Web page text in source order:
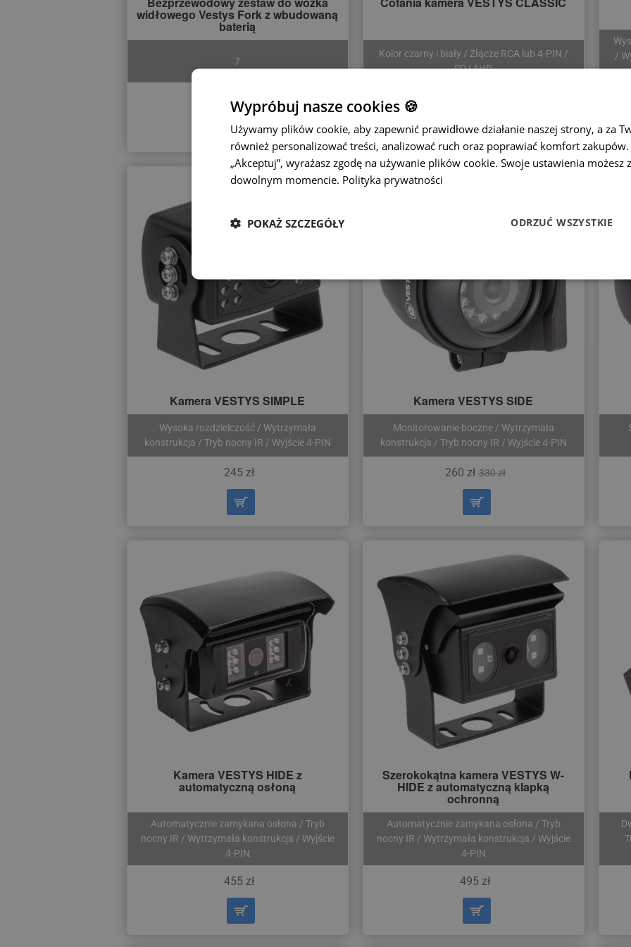
7
widłowego Vestys Fork z wbudowaną
baterią
1270 zł
Kolor czarny i biały / Złącze RCA lub 4-PIN /
SD i AHD
/
Wysoka rozdzielczość / Wytrzymała
konstrukcja / Tryb nocny IR / Wyjście 4-PIN
Kamera VESTYS SIMPLE
245 zł
Monitorowanie boczne / Wytrzymała
konstrukcja / Tryb nocny IR / Wyjście 4-PIN
Kamera VESTYS SIDE
260 zł 330 zł
Automatycznie zamykana osłona / Tryb
nocny IR / Wytrzymała konstrukcja / Wyjście
4-PIN
Kamera VESTYS HIDE z
automatyczną osłoną
455 zł
Automatycznie zamykana osłona / Tryb
nocny IR / Wytrzymała konstrukcja / Wyjście
4-PIN
Szerokokątna kamera VESTYS W-
HIDE z automatyczną klapką
ochronną
495 zł
Wypróbuj nasze cookies 🍪
Używamy plików cookie, aby zapewnić prawidłowe działanie naszej strony, a za
również personalizować treści, analizować ruch oraz poprawiać komfort
„Akceptuj”, wyrażasz zgodę na używanie plików cookie. Swoje ustawienia możesz
dowolnym momencie. Polityka prywatności
ODRZUĆ WSZYSTKIE
POKAŻ SZCZEGÓŁY